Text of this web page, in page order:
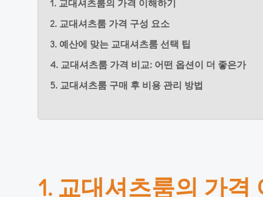
1. 교대셔츠룸의 가격 이해하기
2. 교대셔츠룸 가격 구성 요소
3. 예산에 맞는 교대셔츠룸 선택 팁
4. 교대셔츠룸 가격 비교: 어떤 옵션이 더 좋은가
5. 교대셔츠룸 구매 후 비용 관리 방법
1. 교대셔츠룸의 가격